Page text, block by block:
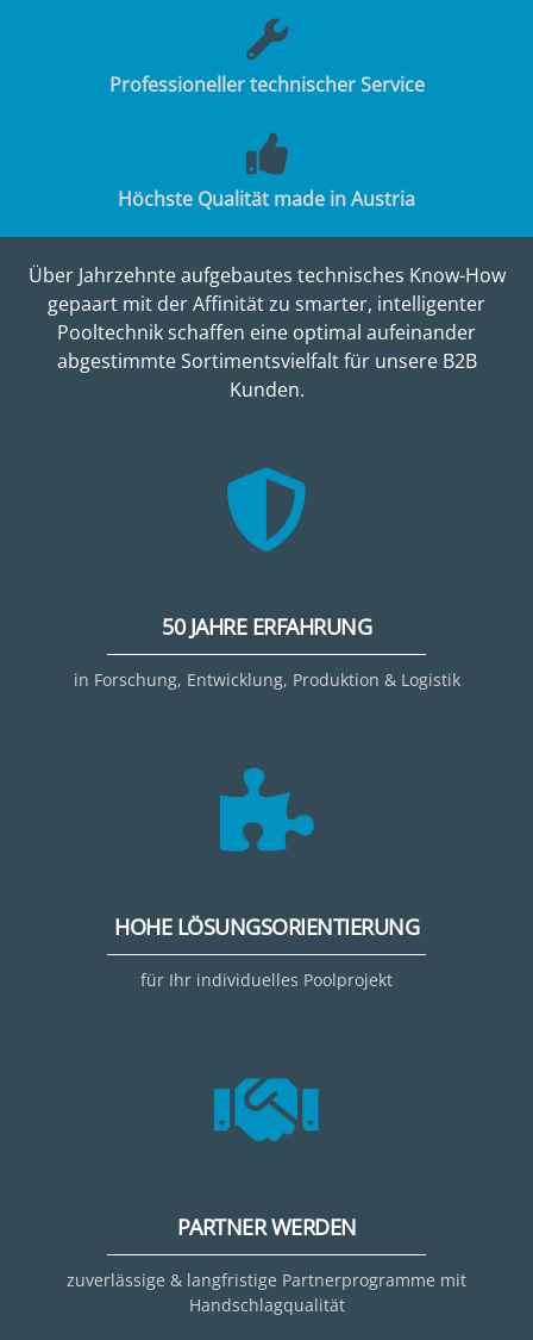
Professioneller technischer Service
Höchste Qualität made in Austria
Über Jahrzehnte aufgebautes technisches Know-How
gepaart mit der Affinität zu smarter, intelligenter
Pooltechnik schaffen eine optimal aufeinander
abgestimmte Sortimentsvielfalt für unsere B2B
Kunden.
50 JAHRE ERFAHRUNG
in Forschung, Entwicklung, Produktion & Logistik
HOHE LÖSUNGSORIENTIERUNG
für Ihr individuelles Poolprojekt
PARTNER WERDEN
zuverlässige & langfristige Partnerprogramme mit
Handschlagqualität